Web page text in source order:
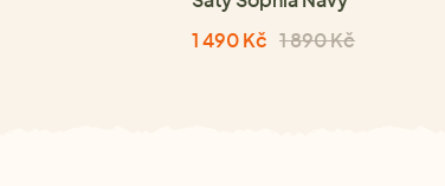
1 490 Kč 1 890 Kč